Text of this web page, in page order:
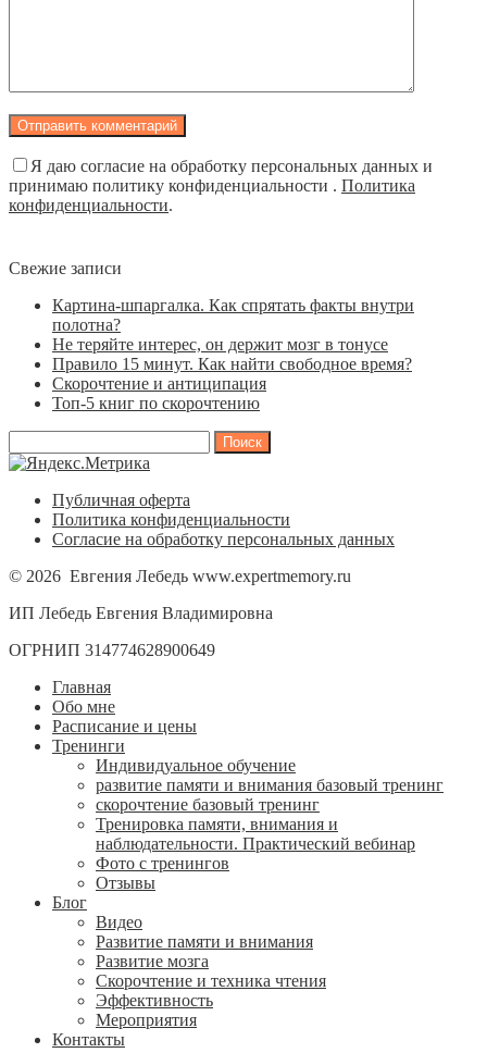
Я даю согласие на обработку персональных данных и
принимаю политику конфиденциальности . Политика
конфиденциальности.
Свежие записи
Картина-шпаргалка. Как спрятать факты внутри
полотна?
Не теряйте интерес, он держит мозг в тонусе
Правило 15 минут. Как найти свободное время?
Скорочтение и антиципация
Топ-5 книг по скорочтению
Публичная оферта
Политика конфиденциальности
Согласие на обработку персональных данных
© 2026 Евгения Лебедь www.expertmemory.ru
ИП Лебедь Евгения Владимировна
ОГРНИП 314774628900649
Главная
Обо мне
Расписание и цены
Тренинги
Индивидуальное обучение
развитие памяти и внимания базовый тренинг
скорочтение базовый тренинг
Тренировка памяти, внимания и
наблюдательности. Практический вебинар
Фото с тренингов
Отзывы
Блог
Видео
Развитие памяти и внимания
Развитие мозга
Скорочтение и техника чтения
Эффективность
Мероприятия
Контакты